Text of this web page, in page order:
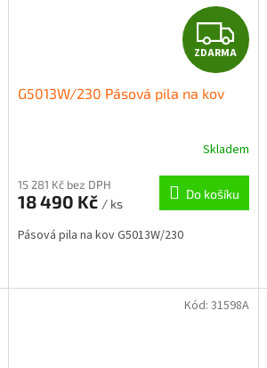
Z
D
R
M
A
ZDARMA
G5013W/230 Pásová pila na kov
Skladem
15 281 Kč bez DPH
18 490 Kč / ks
Do košíku
Pásová pila na kov G5013W/230
Kód: 31598A